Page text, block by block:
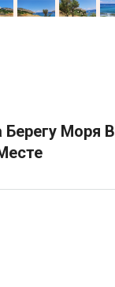
Берегу Моря В